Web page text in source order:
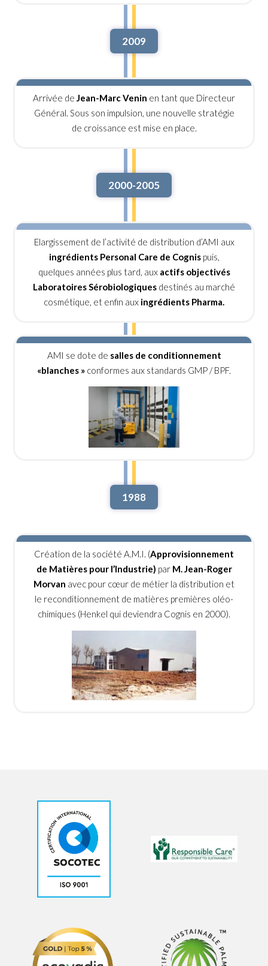
2009
Arrivée de Jean-Marc Venin en tant que Directeur
Général. Sous son impulsion, une nouvelle stratégie
de croissance est mise en place.
2000-2005
Elargissement de l’activité de distribution d’AMI aux
ingrédients Personal Care de Cognis puis,
quelques années plus tard, aux actifs objectivés
Laboratoires Sérobiologiques destinés au marché
cosmétique, et enfin aux ingrédients Pharma.
AMI se dote de salles de conditionnement
«blanches » conformes aux standards GMP / BPF.
1988
Création de la société A.M.I. (Approvisionnement
de Matières pour l’Industrie) par M. Jean-Roger
Morvan avec pour cœur de métier la distribution et
le reconditionnement de matières premières oléo-
chimiques (Henkel qui deviendra Cognis en 2000).